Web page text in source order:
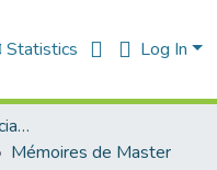
Statistics Log In
Faculté des Sciences Sociales
Mémoires de Master